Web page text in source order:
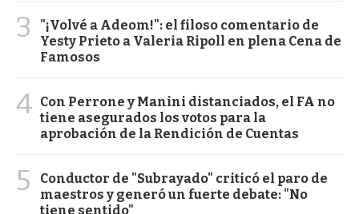
3
"¡Volvé a Adeom!": el filoso comentario de
Yesty Prieto a Valeria Ripoll en plena Cena de
Famosos
4 Con Perrone y Manini distanciados, el FA no
tiene asegurados los votos para la
aprobación de la Rendición de Cuentas
5
Conductor de "Subrayado" criticó el paro de
maestros y generó un fuerte debate: "No
tiene sentido"